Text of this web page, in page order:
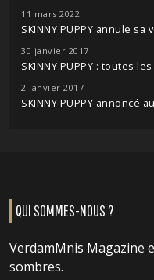
11 mars 2022
SKINNY PUPPY annule
30 janvier 2017
SKINNY PUPPY : toutes
2 janvier 2017
SKINNY PUPPY annoncé
QUI SOMMES-NOUS ?
VerdamMnis Magazine
sombres.